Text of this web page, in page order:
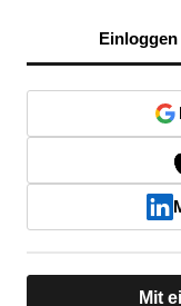
Einloggen
Mit